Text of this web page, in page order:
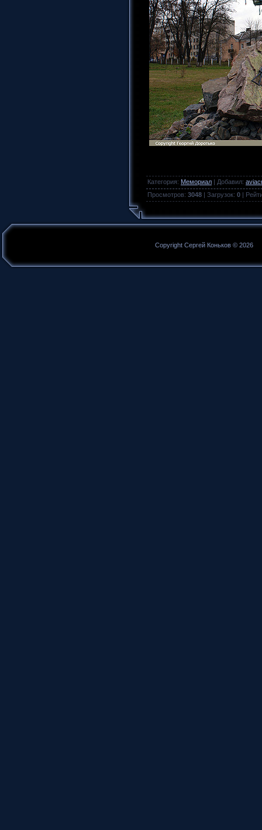
Категория: Мемориал | Добавил:
Просмотров: 3048 | Загрузок: 0 |
Copyright Сергей Коньков © 2026